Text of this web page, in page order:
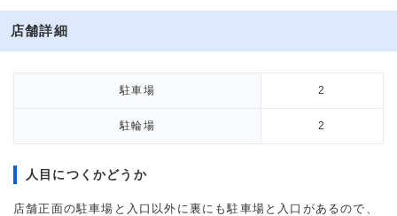
店舗詳細
駐車場 2
駐輪場 2
人目につくかどうか
店舗正面の駐車場と入口以外に裏にも駐車場と入口があるので、